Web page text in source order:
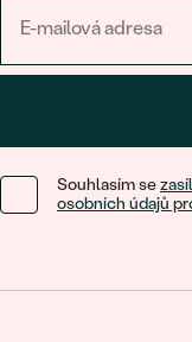
Souhlasím se
osobních údajů